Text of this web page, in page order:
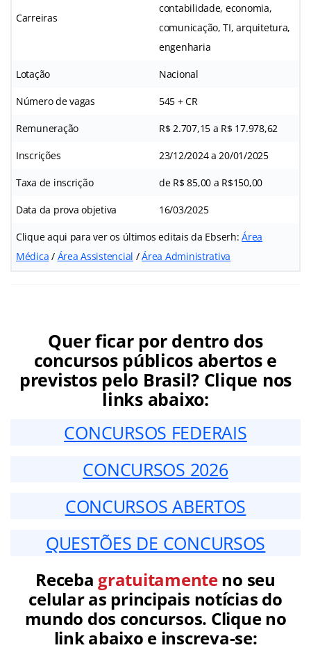
Carreiras
contabilidade, economia,
comunicação, TI, arquitetura,
engenharia
Lotação Nacional
Número de vagas 545 + CR
Remuneração R$ 2.707,15 a R$ 17.978,62
Inscrições 23/12/2024 a 20/01/2025
Taxa de inscrição de R$ 85,00 a R$150,00
Data da prova objetiva 16/03/2025
Clique aqui para ver os últimos editais da Ebserh:Área
Médica / Área Assistencial /Área Administrativa
Quer ficar por dentro dos
concursos públicos abertos e
previstos pelo Brasil? Clique nos
links abaixo:
CONCURSOS FEDERAIS
CONCURSOS 2026
CONCURSOS ABERTOS
QUESTÕES DE CONCURSOS
Receba gratuitamenteno seu
celular as principais notícias do
mundo dos concursos. Clique no
link abaixo e inscreva-se: